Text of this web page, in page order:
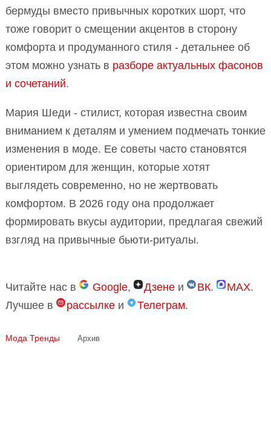
бермуды вместо привычных коротких шорт, что
тоже говорит о смещении акцентов в сторону
комфорта и продуманного стиля - детальнее об
этом можно узнать в разборе актуальных фасонов
и сочетаний.
Мария Шеди - стилист, которая известна своим
вниманием к деталям и умением подмечать тонкие
изменения в моде. Ее советы часто становятся
ориентиром для женщин, которые хотят
выглядеть современно, но не жертвовать
комфортом. В 2026 году она продолжает
формировать вкусы аудитории, предлагая свежий
взгляд на привычные бьюти-ритуалы.
Читайте нас в Google, Дзене и ВК. MAX.
Лучшее в
рассылке и Телеграм.
Мода Тренды Архив